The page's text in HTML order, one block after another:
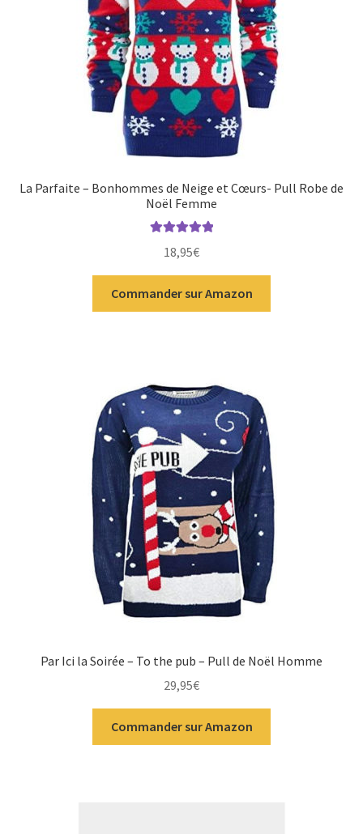
La Parfaite – Bonhommes de Neige et Cœurs- Pull Robe de
Noël Femme
5
18,95€
Commander sur Amazon
Par Ici la Soirée – To the pub – Pull de Noël Homme
29,95€
Commander sur Amazon